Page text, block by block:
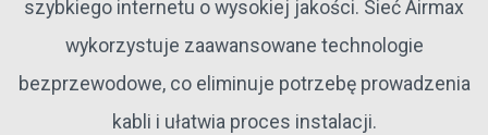
szybkiego internetu o wysokiej jakości. Sieć Airmax
wykorzystuje zaawansowane technologie
bezprzewodowe, co eliminuje potrzebę prowadzenia
kabli i ułatwia proces instalacji.